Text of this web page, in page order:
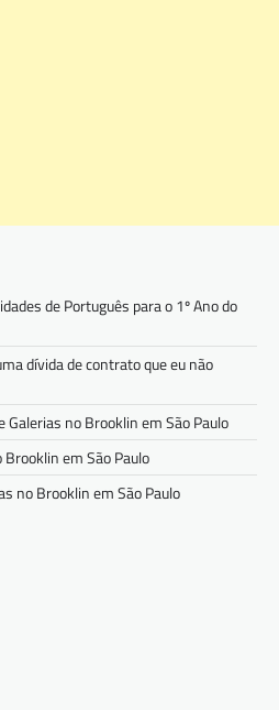
de Português para o 1º Ano do
dívida de contrato que eu não
Galerias no Brooklin em São Paulo
em São Paulo
no Brooklin em São Paulo